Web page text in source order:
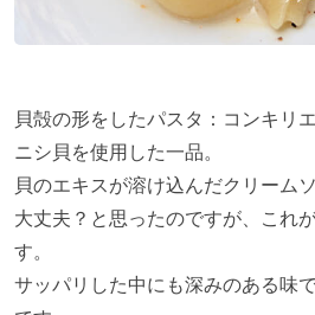
貝殻の形をしたパスタ：コンキリ
ニシ貝を使用した一品。
貝のエキスが溶け込んだクリーム
大丈夫？と思ったのですが、これ
す。
サッパリした中にも深みのある味